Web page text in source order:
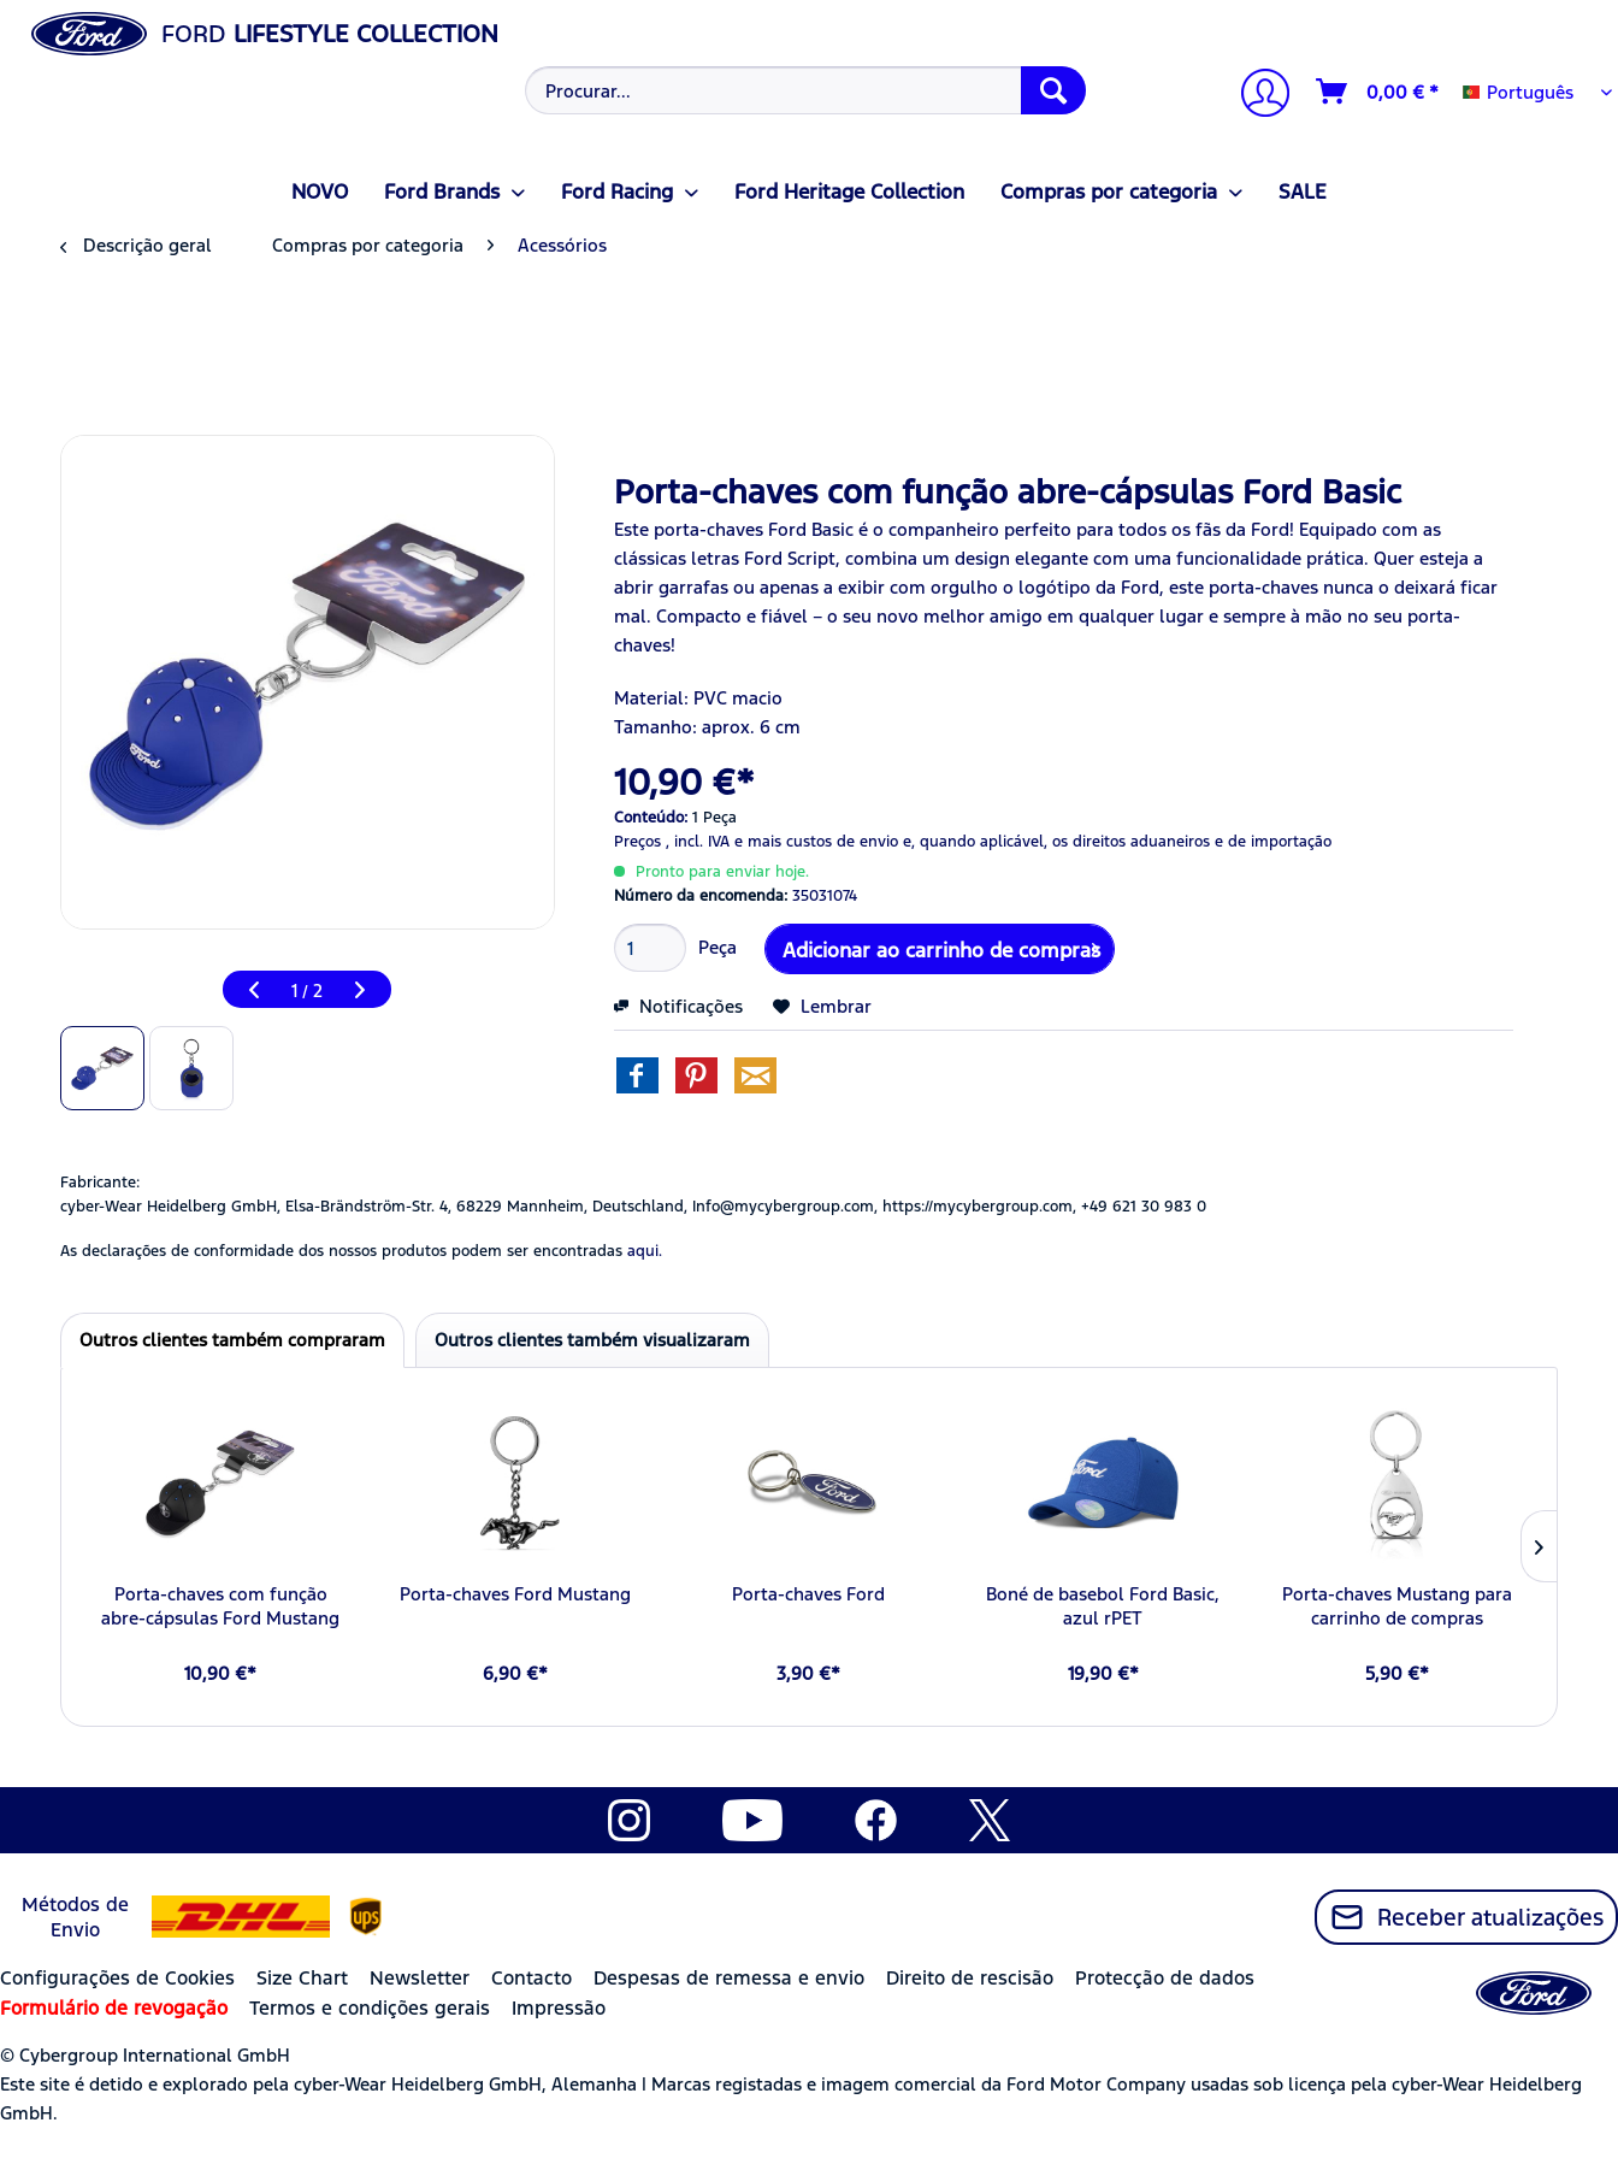
FORD LIFESTYLE COLLECTION
0,00 € * Português
Português
NOVO Ford Brands Ford Racing Ford Heritage Collection Compras por categoria SALE
Descrição geral Compras por categoria Acessórios
1 / 2
Porta-chaves com função abre-cápsulas Ford Basic
Este porta-chaves Ford Basic é o companheiro perfeito para todos os fãs da Ford! Equipado com as
clássicas letras Ford Script, combina um design elegante com uma funcionalidade prática. Quer esteja a
abrir garrafas ou apenas a exibir com orgulho o logótipo da Ford, este porta-chaves nunca o deixará ficar
mal. Compacto e fiável – o seu novo melhor amigo em qualquer lugar e sempre à mão no seu porta-
chaves!
Material: PVC macio
Tamanho: aprox. 6 cm
10,90 €*
Conteúdo:1 Peça
Preços , incl. IVAe mais custos de envio e, quando aplicável, os direitos aduaneiros e de importação
Pronto para enviar hoje.
Número da encomenda:35031074
Peça Adicionar ao carrinho de compras
Notificações Lembrar
Fabricante:
cyber-Wear Heidelberg GmbH, Elsa-Brändström-Str. 4, 68229 Mannheim, Deutschland, Info@mycybergroup.com, https://mycybergroup.com, +49 621 30 983 0
As declarações de conformidade dos nossos produtos podem ser encontradas aqui.
Outros clientes também compraram Outros clientes também visualizaram
Porta-chaves com função
abre-cápsulas Ford Mustang
10,90 €*
Porta-chaves Ford Mustang
6,90 €*
Porta-chaves Ford
3,90 €*
Boné de basebol Ford Basic,
azul rPET
19,90 €*
Porta-chaves Mustang para
carrinho de compras
5,90 €*
Métodos de
Envio
Receber atualizações
Configurações de Cookies Size Chart Newsletter Contacto Despesas de remessa e envio Direito de rescisão
Protecção de dados
Formulário de revogação
Termos e condições gerais Impressão
© Cybergroup International GmbH
Este site é detido e explorado pela cyber-Wear Heidelberg GmbH, Alemanha | Marcas registadas e imagem comercial da Ford Motor Company usadas sob licença pela cyber-Wear Heidelberg
GmbH.